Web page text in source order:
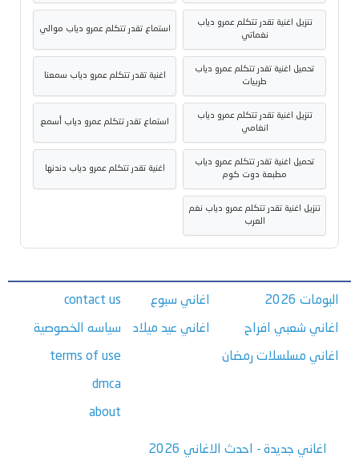
تنزيل اغنية تقدر تتكلم عمرو دياب
نغماتي
استماع تقدر تتكلم عمرو دياب موالي
تحميل اغنية تقدر تتكلم عمرو دياب
طربيات
اغنية تقدر تتكلم عمرو دياب سمعنا
تنزيل اغنية تقدر تتكلم عمرو دياب
انغامي
استماع تقدر تتكلم عمرو دياب أسمع
تحميل اغنية تقدر تتكلم عمرو دياب
مطبعة دوت كوم
اغنية تقدر تتكلم عمرو دياب دندنها
تنزيل اغنية تقدر تتكلم عمرو دياب نغم
العرب
البومات 2026
اغاني شعبي افراح
اغاني مسلسلات رمضان
اغاني سبوع
اغاني عيد ميلاد
contact us
سياسه الخصوصية
terms of use
dmca
about
اغاني جديدة - احدث الاغاني 2026